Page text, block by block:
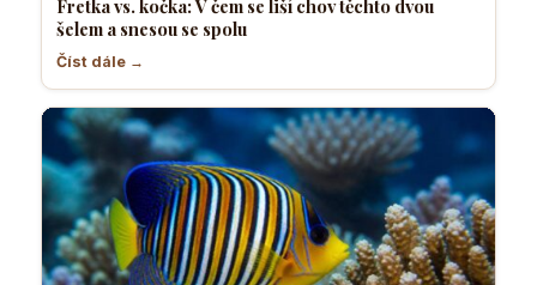
Fretka vs. kočka: V čem se liší chov těchto dvou
šelem a snesou se spolu
Číst dále →